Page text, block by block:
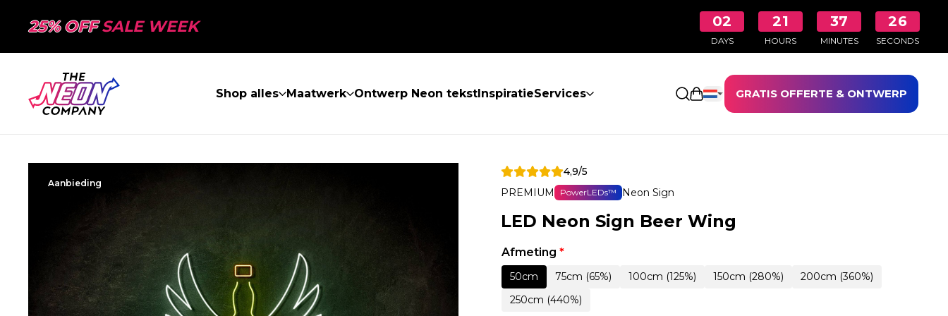
25% OFFSALE WEEK 02
DAYS
21
HOURS
37
MINUTES
25
SECONDS
Shop alles Maatwerk Ontwerp Neon tekstInspiratieServices Winkelwagen openen
GRATIS OFFERTE & ONTWERP
Aanbieding
4,9/5
PREMIUM
PowerLEDs™ Neon Sign
LED Neon Sign Beer Wing
Afmeting *
50cm 75cm (65%) 100cm (125%) 150cm (280%)
200cm (360%)
250cm (440%)